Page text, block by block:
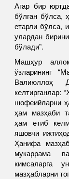
Агар бир
бўлган бўлса,
етарли бўлса,
улардан
бўлади”.
Машҳур
ўзларининг
Валиюллоҳ
келтирганлар:
шофеийларни
ҳам мазҳаби
ҳам етиб
яшовчи
Ҳанифа
мукаррама
кимсаларга
мазҳабларни